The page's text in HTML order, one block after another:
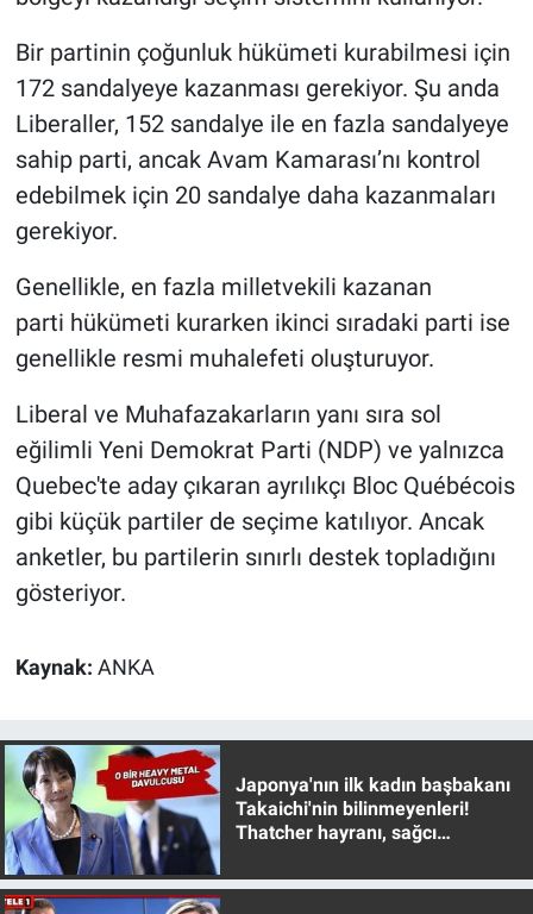
Bir partinin çoğunluk hükümeti kurabilmesi için
172 sandalyeye kazanması gerekiyor. Şu anda
Liberaller, 152 sandalye ile en fazla sandalyeye
sahip parti, ancak Avam Kamarası’nı kontrol
edebilmek için 20 sandalye daha kazanmaları
gerekiyor.
Genellikle, en fazla milletvekili kazanan
parti hükümeti kurarken ikinci sıradaki parti ise
genellikle resmi muhalefeti oluşturuyor.
Liberal ve Muhafazakarların yanı sıra sol
eğilimli Yeni Demokrat Parti (NDP) ve yalnızca
Quebec'te aday çıkaran ayrılıkçı Bloc Québécois
gibi küçük partiler de seçime katılıyor. Ancak
anketler, bu partilerin sınırlı destek topladığını
gösteriyor.
Kaynak: ANKA
Japonya'nın ilk kadın başbakanı
Takaichi'nin bilinmeyenleri!
Thatcher hayranı, sağcı